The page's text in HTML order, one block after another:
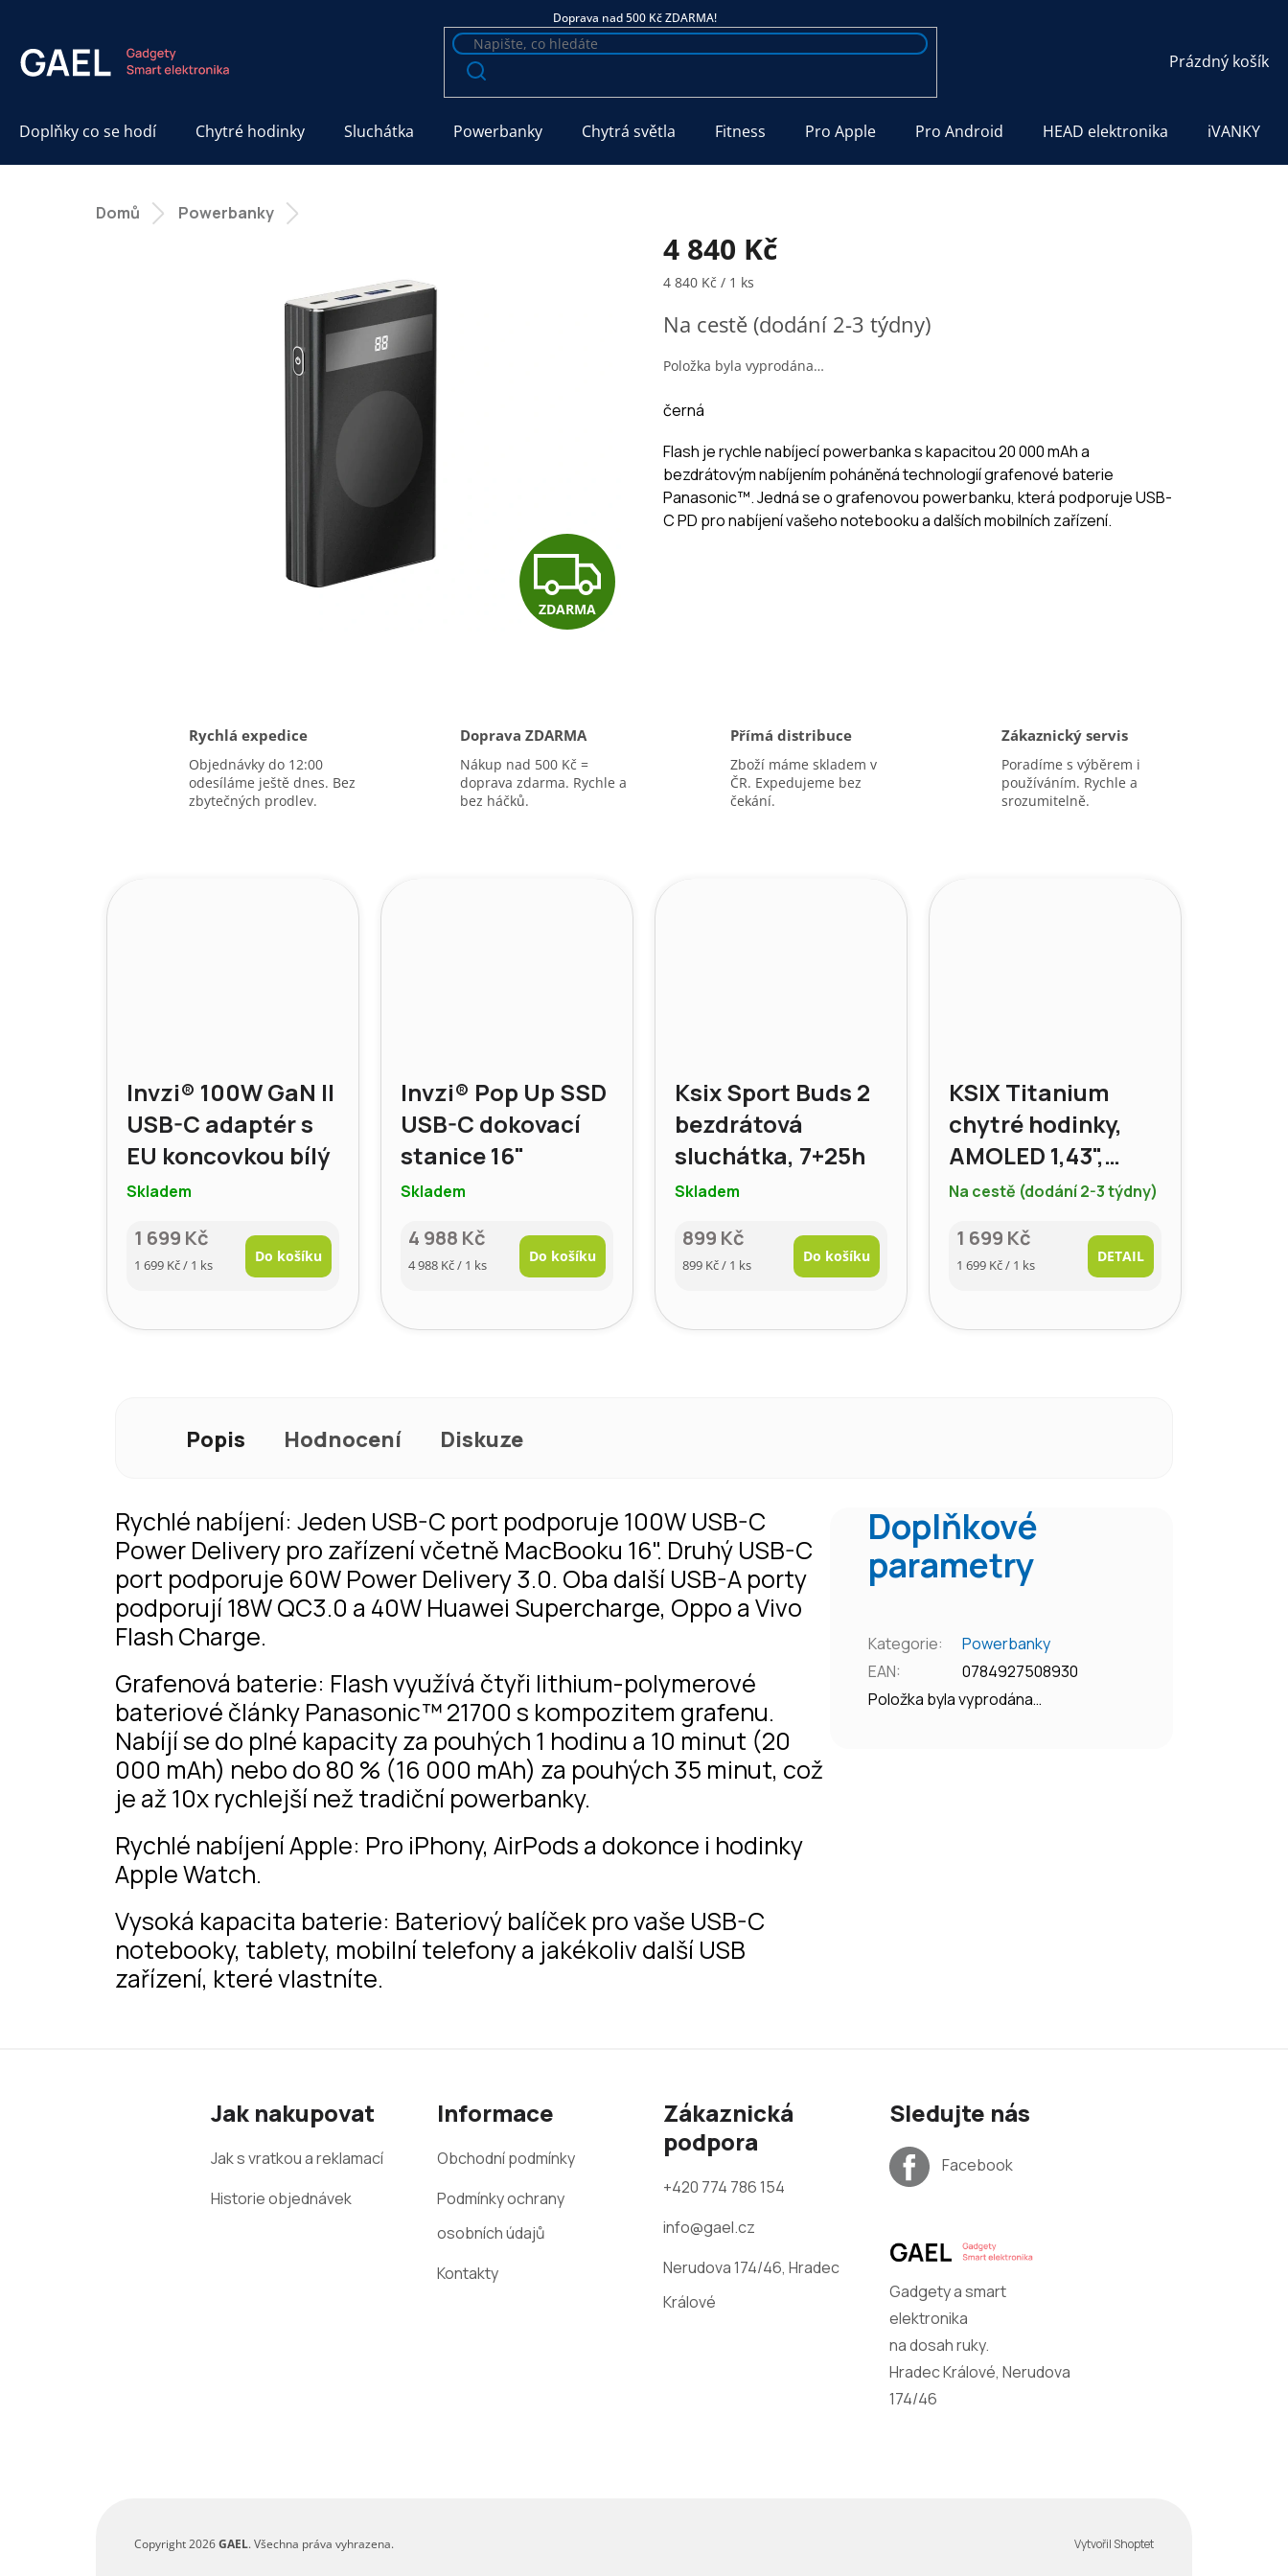
obsah
Doprava nad 500 Kč ZDARMA!
NÁKUPNÍ
Prázdný košík
Doplňky co se hodí Chytré hodinky Sluchátka Powerbanky Chytrá světla Fitness Pro Apple Pro Android HEAD elektronika iVANKY
Domů Powerbanky
Z
D
R
A
ZDARMA
4 840 Kč
Měrná cena:
4 840 Kč / 1 ks
Na cestě (dodání 2-3 týdny)
Položka byla vyprodána…
černá
Flash je rychle nabíjecí powerbanka s kapacitou 20 000 mAh a
bezdrátovým nabíjením poháněná technologií grafenové baterie
Panasonic™. Jedná se o grafenovou powerbanku, která podporuje USB-
C PD pro nabíjení vašeho notebooku a dalších mobilních zařízení.
Rychlá expedice
Objednávky do 12:00
odesíláme ještě dnes. Bez
zbytečných prodlev.
Doprava ZDARMA
Nákup nad 500 Kč =
doprava zdarma. Rychle a
bez háčků.
Přímá distribuce
Zboží máme skladem v
ČR. Expedujeme bez
čekání.
Zákaznický servis
Poradíme s výběrem i
používáním. Rychle a
srozumitelně.
Invzi® 100W GaN II
USB-C adaptér s
EU koncovkou bílý
Skladem
1 699 Kč
Měrná
1 699 Kč / 1 ks
Do košíku
Invzi® Pop Up SSD
USB-C dokovací
stanice 16"
Skladem
4 988 Kč
Měrná
4 988 Kč / 1 ks
Do košíku
Ksix Sport Buds 2
bezdrátová
sluchátka, 7+25h
Skladem
899 Kč
Měrná
899 Kč / 1 ks
Do košíku
KSIX Titanium
chytré hodinky,
AMOLED 1,43",
BT5.3, IP67
Na cestě (dodání 2-3 týdny)
1 699 Kč
Měrná
1 699 Kč / 1 ks
DETAIL
Popis Hodnocení Diskuze
Rychlé nabíjení: Jeden USB-C port podporuje 100W USB-C
Power Delivery pro zařízení včetně MacBooku 16". Druhý USB-C
port podporuje 60W Power Delivery 3.0. Oba další USB-A porty
podporují 18W QC3.0 a 40W Huawei Supercharge, Oppo a Vivo
Flash Charge.
Grafenová baterie: Flash využívá čtyři lithium-polymerové
bateriové články Panasonic™ 21700 s kompozitem grafenu.
Nabíjí se do plné kapacity za pouhých 1 hodinu a 10 minut (20
000 mAh) nebo do 80 % (16 000 mAh) za pouhých 35 minut, což
je až 10x rychlejší než tradiční powerbanky.
Rychlé nabíjení Apple: Pro iPhony, AirPods a dokonce i hodinky
Apple Watch.
Vysoká kapacita baterie: Bateriový balíček pro vaše USB-C
notebooky, tablety, mobilní telefony a jakékoliv další USB
zařízení, které vlastníte.
Doplňkové
parametry
Kategorie:
Powerbanky
EAN:
0784927508930
Položka byla vyprodána…
Jak nakupovat
Jak s vratkou a reklamací
Historie objednávek
Informace
Obchodní podmínky
Podmínky ochrany
osobních údajů
Kontakty
Zákaznická
podpora
+420 774 786 154
info@gael.cz
Nerudova 174/46, Hradec
Králové
Sledujte nás
Facebook
Gadgety a smart
elektronika
na dosah ruky.
Hradec Králové, Nerudova
174/46
Vytvořil Shoptet
Copyright 2026GAEL. Všechna práva vyhrazena.